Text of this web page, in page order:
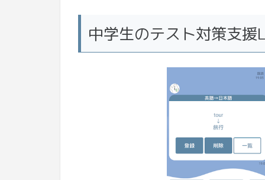
中学生のテスト対策支